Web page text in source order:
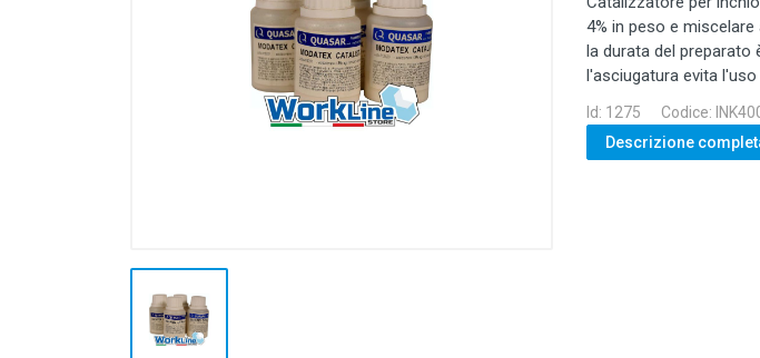
Plotter e Termopresse
Termoformatura
Altre Lavorazioni
4% in peso e
la durata del preparato
l'asciugatura evita
Id: 1275 Codice:
Descrizione